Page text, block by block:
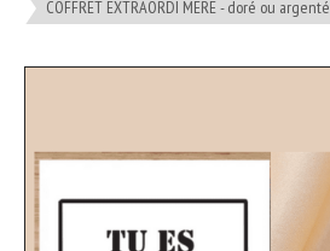
COFFRET EXTRAORDI MERE - doré ou argenté